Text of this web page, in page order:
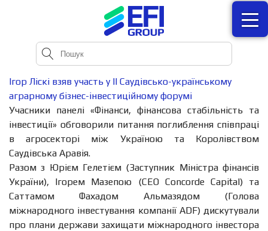
Ігор Ліскі взяв участь у II Саудівсько-українському
аграрному бізнес-інвестиційному форумі
Учасники панелі «Фінанси, фінансова стабільність та
інвестиції» обговорили питання поглиблення співпраці
в агросекторі між Україною та Королівством
Саудівська Аравія.
Разом з Юрієм Гелетієм (Заступник Міністра фінансів
України), Ігорем Мазепою (СEO Concorde Capital) та
Саттамом Фахадом Альмазядом (Голова
міжнародного інвестування компанії ADF) дискутували
про плани держави захищати міжнародного інвестора